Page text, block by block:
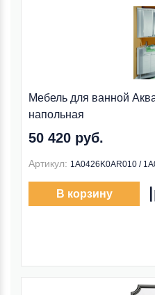
Мебель для ванной
напольная
50 420 руб.
Артикул: 1A0426K0AR010 /
В корзину